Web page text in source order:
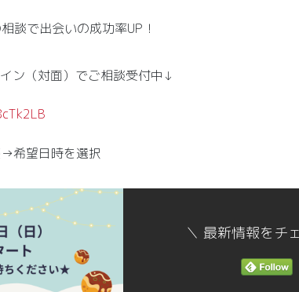
談で出会いの成功率UP！
ン（対面）でご相談受付中↓
希望日時を選択
＼ 最新情報をチ